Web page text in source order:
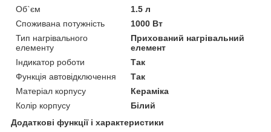
Об`єм
1.5 л
Споживана потужність
1000 Вт
Тип нагрівального
елементу
Прихований нагрівальний
елемент
Індикатор роботи
Так
Функція автовідключення
Так
Матеріал корпусу
Кераміка
Колір корпусу
Білий
Додаткові функції і характеристики